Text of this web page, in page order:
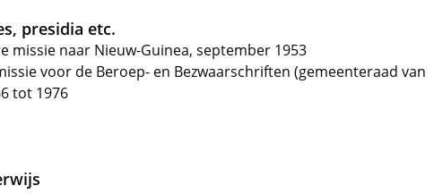
presidia etc.
missie naar Nieuw-Guinea, september 1953
voor de Beroep- en Bezwaarschriften (gemeenteraad van
tot 1976